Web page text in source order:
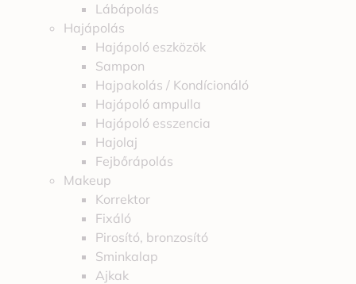
Lábápolás
Hajápolás
Hajápoló eszközök
Sampon
Hajpakolás / Kondícionáló
Hajápoló ampulla
Hajápoló esszencia
Hajolaj
Fejbőrápolás
Makeup
Korrektor
Fixáló
Pirosító, bronzosító
Sminkalap
Ajkak